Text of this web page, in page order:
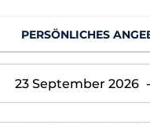
PERSÖNLICHES
23 September 2026 -